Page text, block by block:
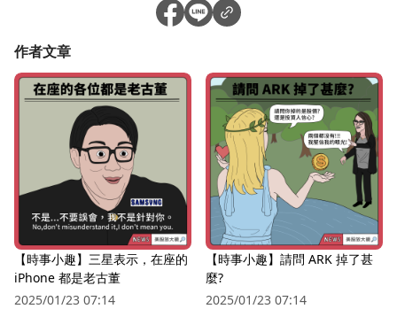
作者文章
【時事小趣】三星表示，在座的
iPhone 都是老古董
2025/01/23 07:14
【時事小趣】請問 ARK 掉了甚
麼?
2025/01/23 07:14